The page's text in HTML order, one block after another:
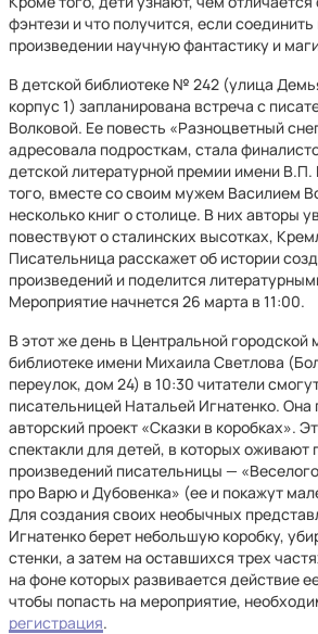
фэнтези и что получится, если
произведении научную фантастику и
В детской библиотеке № 242 (улица
корпус 1) запланирована встреча с
Волковой. Ее повесть «Разноцветный
адресовала подросткам, стала
детской литературной премии имени
того, вместе со своим мужем Василием
несколько книг о столице. В них авторы
повествуют о сталинских высотках,
Писательница расскажет об истории
произведений и поделится
Мероприятие начнется 26 марта в 11:00.
В этот же день в Центральной
библиотеке имени Михаила Светлова
переулок, дом 24) в 10:30 читатели
писательницей Натальей Игнатенко. Она
авторский проект «Сказки в коробках».
спектакли для детей, в которых оживают
произведений писательницы —
про Варю и Дубовенка» (ее и покажут
Для создания своих необычных
Игнатенко берет небольшую коробку,
стенки, а затем на оставшихся трех
на фоне которых развивается действие
чтобы попасть на мероприятие,
регистрация.